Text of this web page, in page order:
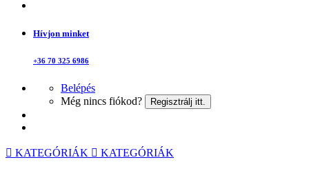
Hívjon minket
+36 70 325 6986
Belépés
Még nincs fiókod?
Regisztrálj itt.
KATEGÓRIÁK KATEGÓRIÁK